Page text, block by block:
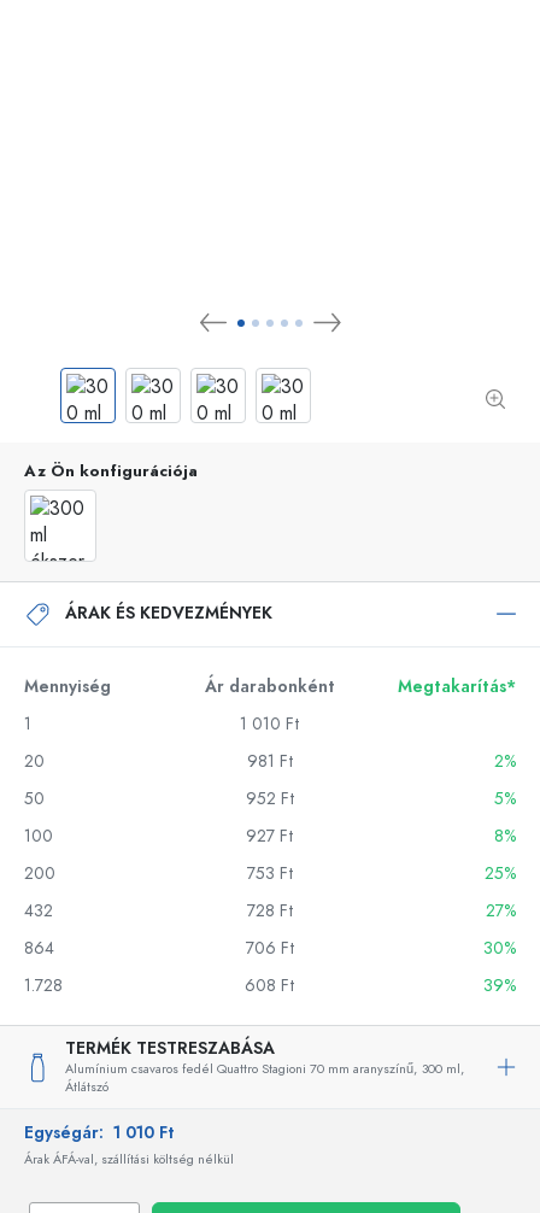
Az Ön konfigurációja
ÁRAK ÉS KEDVEZMÉNYEK
Mennyiség Ár darabonként
Megtakarítás*
1
1 010 Ft
20
981 Ft
2%
50
952 Ft
5%
100
927 Ft
8%
200
753 Ft
25%
432
728 Ft
27%
864
706 Ft
30%
1.728
608 Ft 39%
TERMÉK TESTRESZABÁSA
Alumínium csavaros fedél Quattro Stagioni 70 mm aranyszínű, 300 ml,
Átlátszó
Egységár: 1 010 Ft
Árak ÁFÁ-val, szállítási költség nélkül